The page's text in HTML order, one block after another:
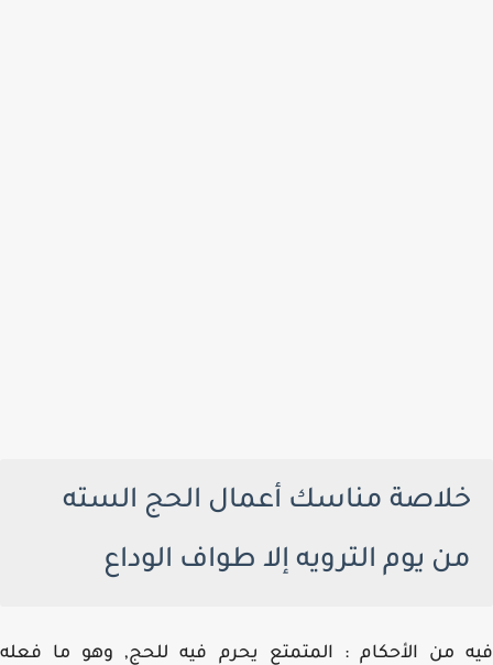
خلاصة مناسك أعمال الحج السته
من يوم الترويه إلا طواف الوداع
من الأحكام : المتمتع يحرم فيه للحج, وهو ما فعله